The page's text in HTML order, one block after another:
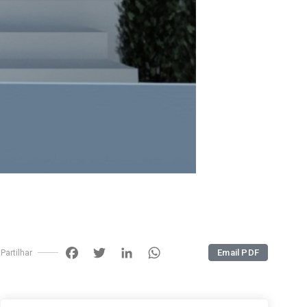
PartilharFacebook
Twitter
LinkedIn
WhatsApp Email PDF